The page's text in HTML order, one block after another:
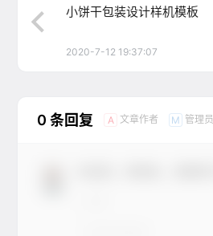
小饼干包装设计样机模板
2020-7-12 19:37:07
0 条回复 A 文章作者 M 管理员